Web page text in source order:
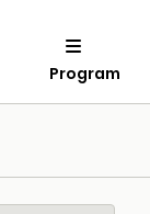
Program